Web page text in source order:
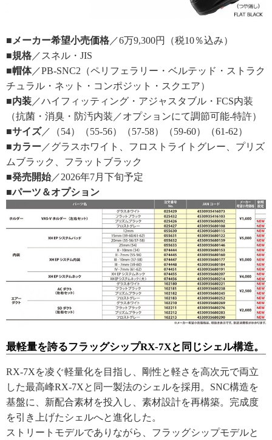
■メーカー希望小売価格 ／6万9,300円（税10％込み）
■規格 ／スネル・JIS
■帽体／PB-SNC2（ペリフェラリー・ベルテッド・ストラク
チュラル・ネット・コンポジット・スクエア）
■内装 ／ハイフィッティング・アジャスタブル・FCS内装
（抗菌・消臭・防汚内装／オプションにて調節可能‐特許）
■サイズ／（54）（55-56）（57-58）（59-60）（61-62）
■カラー ／グラスホワイト、フロストライトグレー、プリズ
ムブラック、フラットブラック
■発売開始／2026年7月下旬予定
■パーツ＆オプション
最軽量を誇るフラッグシップRX-7Xと同じシェル構造。
RX-7Xを凌ぐ軽量化を目指し、剛性と軽さを高次元で両立
した最高峰RX-7Xと同一製法のシェルを採用。SNC構造を
基盤に、新配合素材を投入し、素材設計を再構築。完成度
を引き上げたシェルへと進化した。
ストリートモデルでありながら、フラッグシップモデルと